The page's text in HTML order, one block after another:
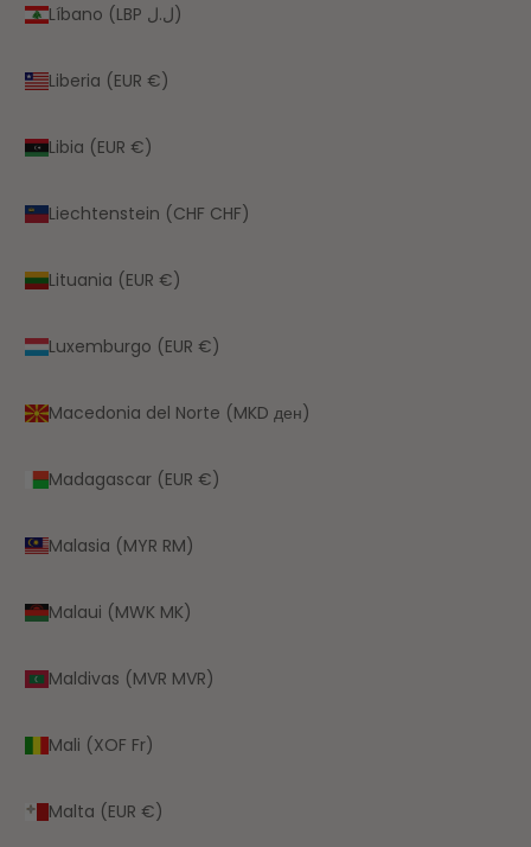
Líbano (LBP ل.ل)
Liberia (EUR €)
Libia (EUR €)
Liechtenstein (CHF CHF)
Lituania (EUR €)
Luxemburgo (EUR €)
Macedonia del Norte (MKD ден)
Madagascar (EUR €)
Malasia (MYR RM)
Malaui (MWK MK)
Maldivas (MVR MVR)
Mali (XOF Fr)
Malta (EUR €)